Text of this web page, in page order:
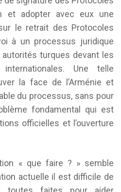
et adopter avec eux une
le retrait des Protocoles
à un processus juridique
autorités turques devant les
Une telle
la face de l’Arménie et
du processus, sans pour
fondamental qui est
officielles et l’ouverture
« que faire ? » semble
actuelle il est difficile de